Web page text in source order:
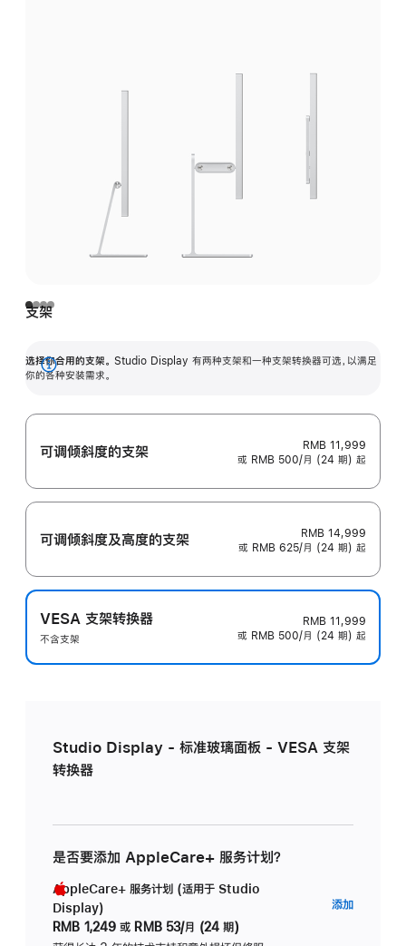
支架
选择你合用的支架。 Studio Display 有两种支架和一种支架转换器可选，以满足
你的各种安装需求。
展
可调倾斜度的支架
RMB 11,999
或 RMB 500/月 (24 期) 起
可调倾斜度及高‍度的支‍架
RMB 14,999
或 RMB 625/月 (24 期) 起
VESA 支架转换器
不含支架
RMB 11,999
或 RMB 500/月 (24 期) 起
Studio Display - 标准玻璃面板 - VESA 支架
转换器
是否要添加 AppleCare+ 服务计划？
AppleCare+ 服务计划 (适用于 Studio
Display)
RMB 1,249 或 RMB 53/月 (24 期)
添加